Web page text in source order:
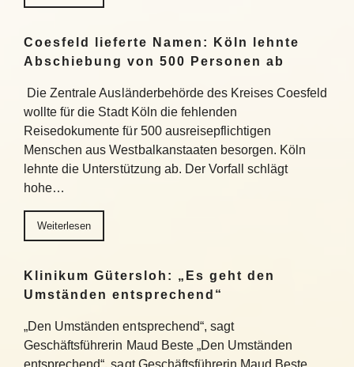
Coesfeld lieferte Namen: Köln lehnte
Abschiebung von 500 Personen ab
Die Zentrale Ausländerbehörde des Kreises Coesfeld
wollte für die Stadt Köln die fehlenden
Reisedokumente für 500 ausreisepflichtigen
Menschen aus Westbalkanstaaten besorgen. Köln
lehnte die Unterstützung ab. Der Vorfall schlägt
hohe…
Weiterlesen
Klinikum Gütersloh: „Es geht den
Umständen entsprechend“
„Den Umständen entsprechend“, sagt
Geschäftsführerin Maud Beste „Den Umständen
entsprechend“, sagt Geschäftsführerin Maud Beste